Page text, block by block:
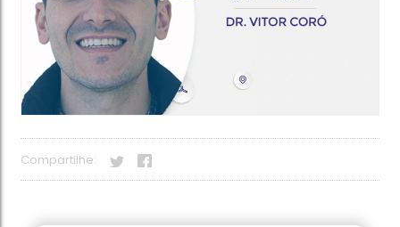
Compartilhe: